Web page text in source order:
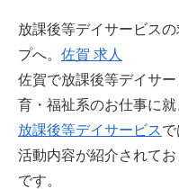
放課後等デイサービス
プへ。 佐賀 求人
佐賀で放課後等デイサ
育・福祉系のお仕事に就
放課後等デイサービス
活動内容が紹介されて
です。